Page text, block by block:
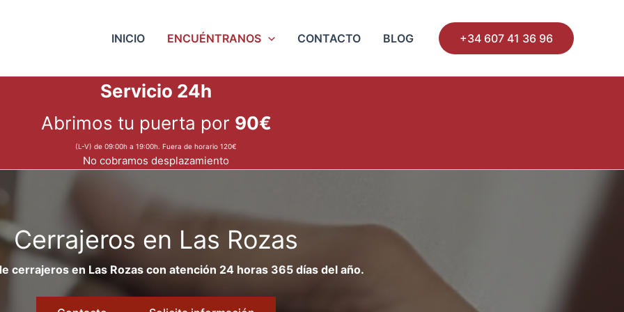
INICIO ENCUÉNTRANOS CONTACTO BLOG +34 607 41 36 96
Servicio 24h
Abrimos tu puerta por 90€
(L-V) de 09:00h a 19:00h. Fuera de horario 120€
No cobramos desplazamiento
Cerrajeros en Las Rozas
cerrajeros en Las Rozas con atención 24 horas 365 días del año.